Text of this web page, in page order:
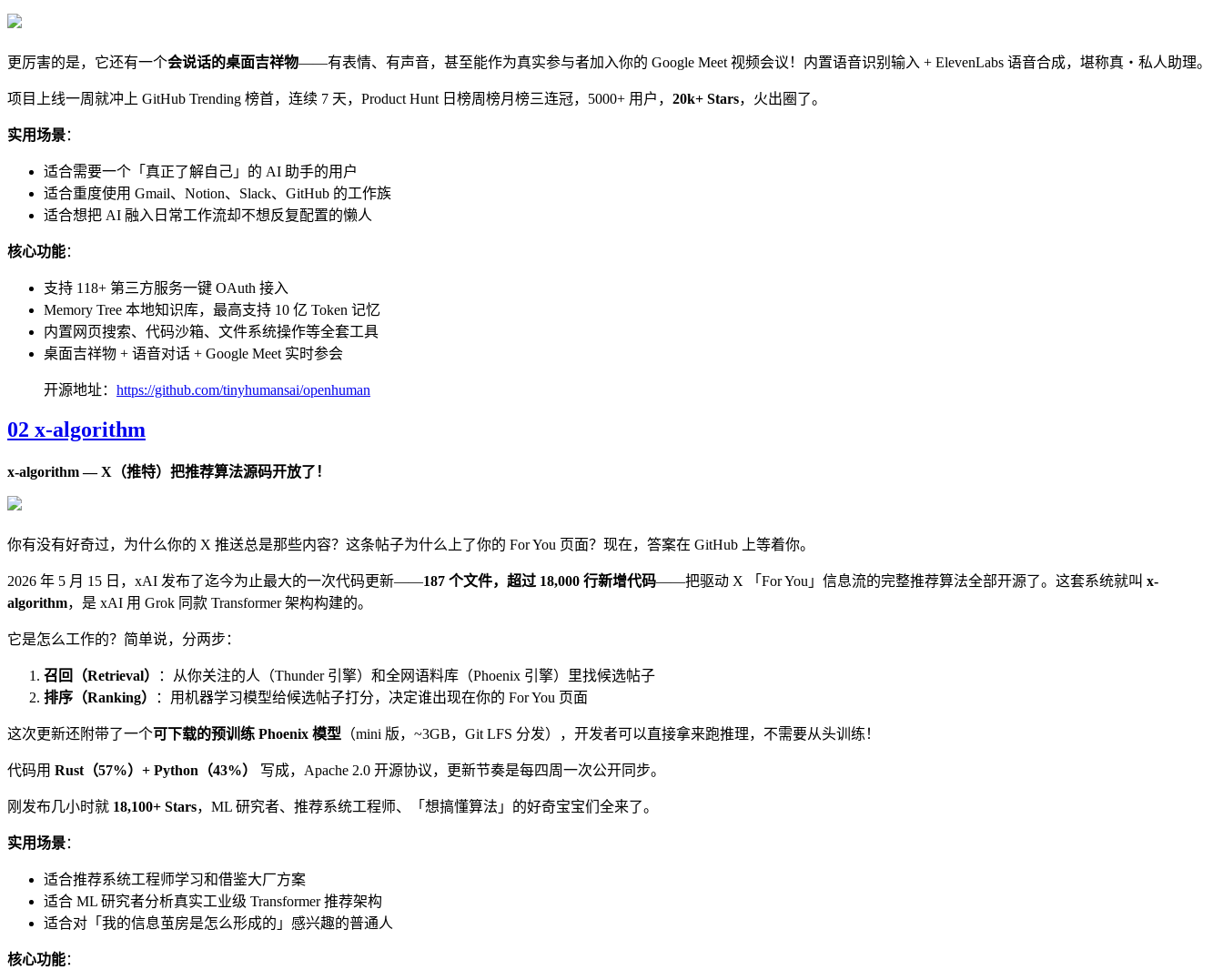
更厉害的是，它还有一个会说话的桌面吉祥物——有表情、有声音，甚至能作为真实参与者加入你的 Google Meet 视频会议！内置语音识别输入 + ElevenLabs 语音合成，堪称真・私人助理。
项目上线一周就冲上 GitHub Trending 榜首，连续 7 天，Product Hunt 日榜周榜月榜三连冠，5000+ 用户， 20k+ Stars，火出圈了。
实用场景：
适合需要一个「真正了解自己」的 AI 助手的用户
适合重度使用 Gmail、Notion、Slack、GitHub 的工作族
适合想把 AI 融入日常工作流却不想反复配置的懒人
核心功能：
支持 118+ 第三方服务一键 OAuth 接入
Memory Tree 本地知识库，最高支持 10 亿 Token 记忆
内置网页搜索、代码沙箱、文件系统操作等全套工具
桌面吉祥物 + 语音对话 + Google Meet 实时参会
开源地址： https://github.com/tinyhumansai/openhuman
02 x-algorithm
x-algorithm — X（推特）把推荐算法源码开放了！
你有没有好奇过，为什么你的 X 推送总是那些内容？这条帖子为什么上了你的 For You 页面？现在，答案在 GitHub 上等着你。
2026 年 5 月 15 日，xAI 发布了迄今为止最大的一次代码更新——187 个文件，超过 18,000 行新增代码——把驱动 X 「For You」信息流的完整推荐算法全部开源了。这套系统就叫 x-
algorithm，是 xAI 用 Grok 同款 Transformer 架构构建的。
它是怎么工作的？简单说，分两步：
召回（Retrieval）
：从你关注的人（Thunder 引擎）和全网语料库（Phoenix 引擎）里找候选帖子
排序（Ranking）
：用机器学习模型给候选帖子打分，决定谁出现在你的 For You 页面
这次更新还附带了一个可下载的预训练 Phoenix 模型 （mini 版，~3GB，Git LFS 分发），开发者可以直接拿来跑推理，不需要从头训练！
代码用 Rust（57%）+ Python（43%） 写成，Apache 2.0 开源协议，更新节奏是每四周一次公开同步。
刚发布几小时就 18,100+ Stars，ML 研究者、推荐系统工程师、「想搞懂算法」的好奇宝宝们全来了。
实用场景：
适合推荐系统工程师学习和借鉴大厂方案
适合 ML 研究者分析真实工业级 Transformer 推荐架构
适合对「我的信息茧房是怎么形成的」感兴趣的普通人
核心功能：